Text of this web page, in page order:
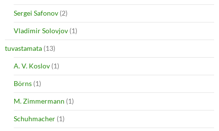
Sergei Safonov (2)
Vladimir Solovjov (1)
tuvastamata (13)
A. V. Koslov (1)
Börns (1)
M. Zimmermann (1)
Schuhmacher (1)